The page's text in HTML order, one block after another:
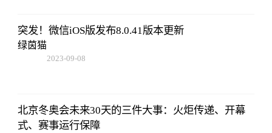
突发！微信iOS版发布8.0.41版本更新
绿茵猫
2023-09-08
北京冬奥会未来30天的三件大事：火炬传递、开幕
式、赛事运行保障